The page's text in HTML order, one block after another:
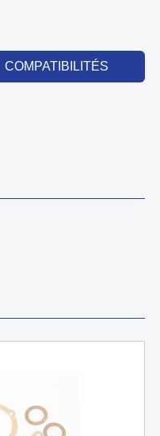
COMPATIBILITÉS